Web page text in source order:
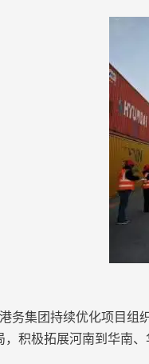
务集团持续优化项目组
，积极拓展河南到华南